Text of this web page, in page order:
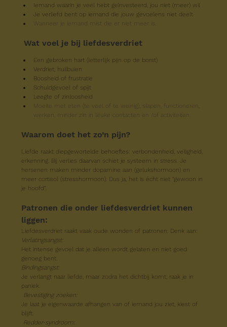
Iemand waarin je veel hebt geïnvesteerd, jou niet (meer) wil
Je verliefd bent op iemand die jouw gevoelens niet deelt
Wanneer je iemand mist die er niet meer is.
Wat voel je bij liefdesverdriet
Een gebroken hart (letterlijk pijn op de borst)
Verdriet, huilbuien
Boosheid of frustratie
Schuldgevoel of spijt
Leegte of zinloosheid
Moeite met eten (te veel of te weinig), slapen, functioneren,
werken, minder zin in leuke contacten en /of activiteiten.
Waarom doet het zo’n pijn?
Liefde raakt diepgewortelde behoeftes: verbondenheid, veiligheid,
erkenning. Bij verlies daarvan schiet je systeem in stress. Je
hersenen maken minder dopamine aan (gelukshormoon) en
meer cortisol (stresshormoon). Dus ja, het is écht niet "gewoon in
je hoofd”.
Patronen die onder liefdesverdriet kunnen
liggen:
Liefdesverdriet raakt vaak oude wonden of patronen. Denk aan:
Verlatingsangst:
Het intense gevoel dat je alleen wordt gelaten en niet goed
genoeg bent.
Bindingsangst:
Je verlangt naar liefde, maar zodra het dichtbij komt, raak je in
paniek.
Bevestiging zoeken:
Je laat je eigenwaarde afhangen van of iemand jou ziet, kiest of
blijft.
Redder-syndroom: